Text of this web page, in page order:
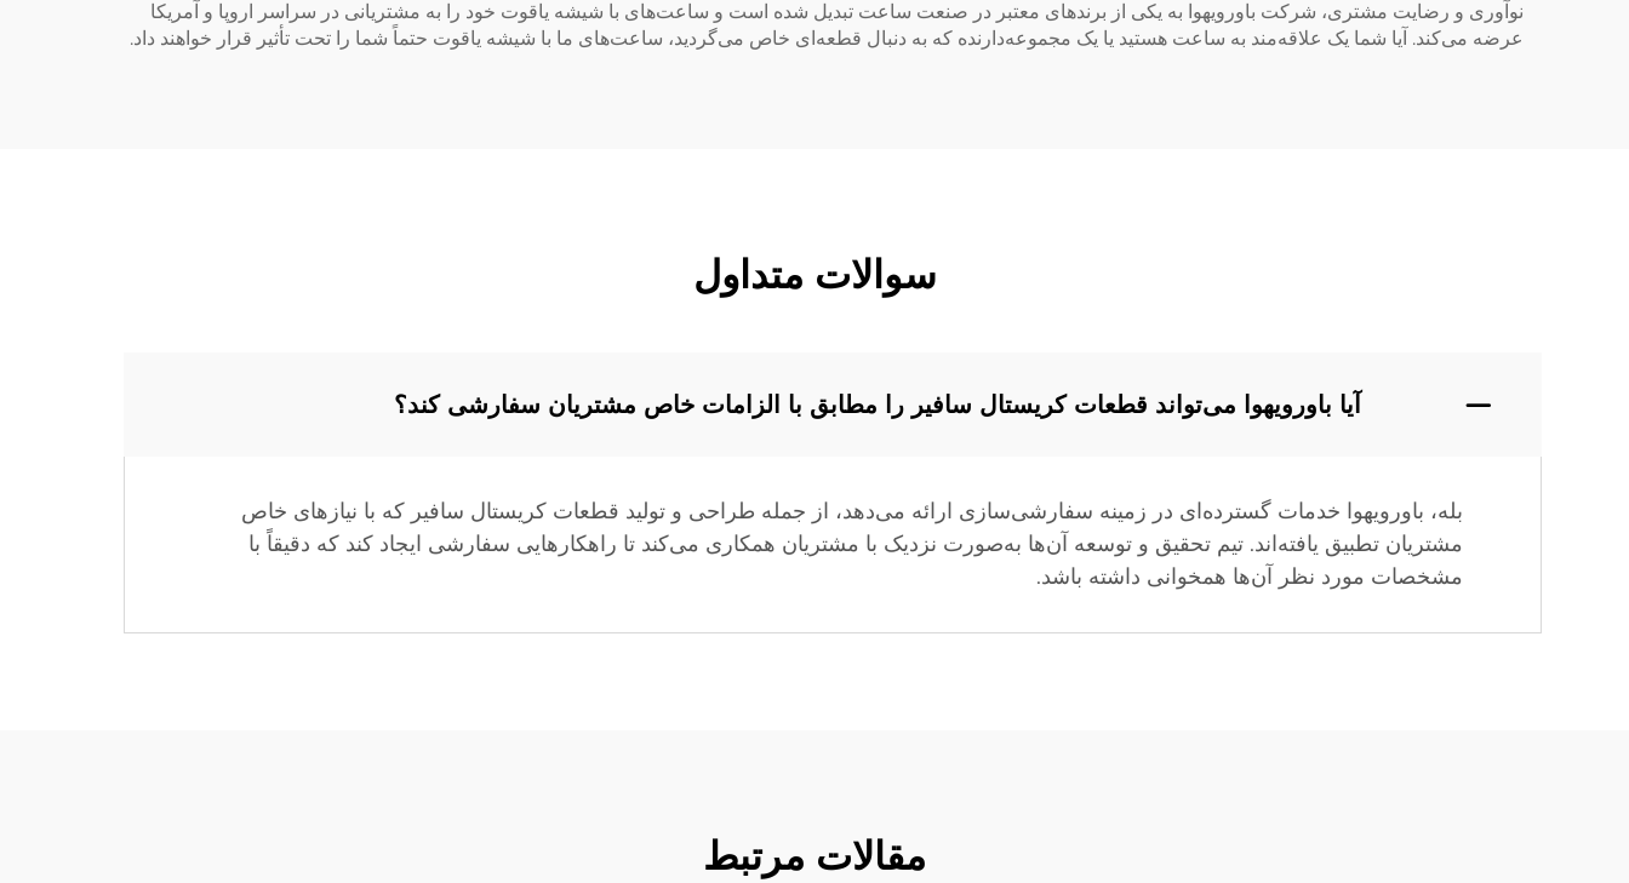
نوآوری و رضایت مشتری، شرکت باورویهوا به یکی از برندهای معتبر در صنعت ساعت تبدیل شده است و ساعت‌های با شیشه یاقوت خود را به مشتریانی در سراسر اروپا و آمریکا
عرضه می‌کند. آیا شما یک علاقه‌مند به ساعت هستید یا یک مجموعه‌دارنده که به دنبال قطعه‌ای خاص می‌گردید، ساعت‌های ما با شیشه یاقوت حتماً شما را تحت تأثیر قرار خواهند داد.
سوالات متداول
آیا باورویهوا می‌تواند قطعات کریستال سافیر را مطابق با الزامات خاص مشتریان سفارشی کند؟
بله، باورویهوا خدمات گسترده‌ای در زمینه سفارشی‌سازی ارائه می‌دهد، از جمله طراحی و تولید قطعات کریستال سافیر که با نیازهای خاص
مشتریان تطبیق یافته‌اند. تیم تحقیق و توسعه آن‌ها به‌صورت نزدیک با مشتریان همکاری می‌کند تا راهکارهایی سفارشی ایجاد کند که دقیقاً با
مشخصات مورد نظر آن‌ها همخوانی داشته باشد.
مقالات مرتبط